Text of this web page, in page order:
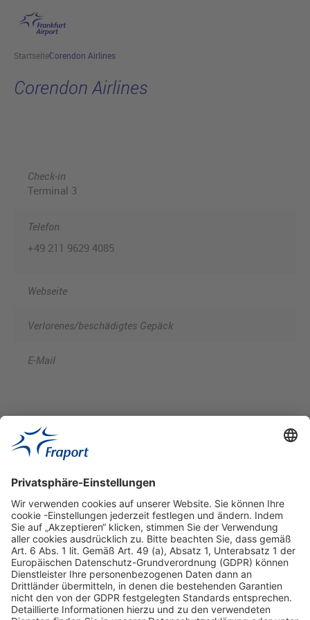
Hauptinhalt anspringen
StartseiteCorendon Airlines
Corendon Airlines
Check-in
Terminal 3
Telefon
+49 211 9629 4085
Webseite
Verlorenes/beschädigtes Gepäck
E-Mail
Hilfreiche Links
Online einkaufen & buchen